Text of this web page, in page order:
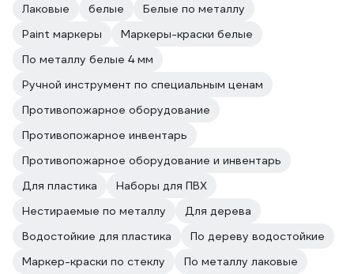
Лаковые
белые
Белые по металлу
Paint маркеры
Маркеры-краски белые
По металлу белые 4 мм
Ручной инструмент по специальным ценам
Противопожарное оборудование
Противопожарное инвентарь
Противопожарное оборудование и инвентарь
Для пластика
Наборы для ПВХ
Нестираемые по металлу
Для дерева
Водостойкие для пластика
По дереву водостойкие
Маркер-краски по стеклу
По металлу лаковые